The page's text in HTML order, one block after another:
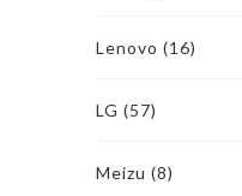
Lenovo (16)
LG (57)
Meizu (8)